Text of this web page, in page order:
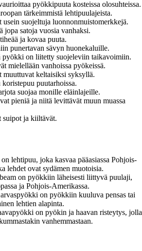
pyökkipuuta kosteissa olosuhteissa.
tärkeimmistä lehtipuulajeista.
usein suojeltuja luonnonmuistomerkkejä.
jopa satoja vuosia vanhaksi.
ja kovaa puuta.
punertavan sävyn huonekaluille.
pyökki on liitetty suojeleviin taikavoimiin.
mielellään vanhoissa pyökeissä.
muuttuvat keltaisiksi syksyllä.
puutarhoissa.
suojaa monille eläinlajeille.
pieniä ja niitä levittävät muun muassa
suipot ja kiiltävät.
lehtipuu, joka kasvaa pääasiassa Pohjois-
lehdet ovat sydämen muotoisia.
on pyökkiin läheisesti liittyvä puulaji,
ja Pohjois-Amerikassa.
on pyökkiin kuuluva pensas tai
lehtien alapinta.
on pyökin ja haavan risteytys, jolla
vanhemmastaan.